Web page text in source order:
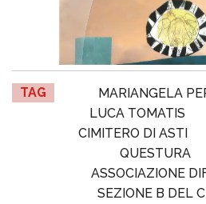
TAG
MARIANGELA
LUCA TOMATIS
CIMITERO DI ASTI
QUESTURA
ASSOCIAZIONE
SEZIONE B DEL